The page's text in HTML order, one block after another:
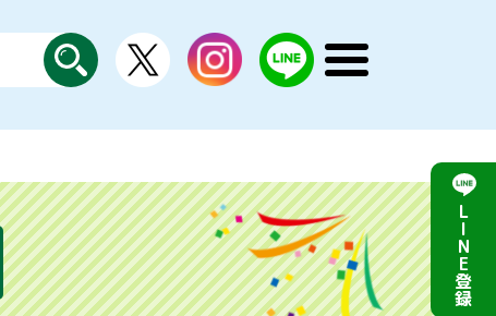
探
す
instagram LINE
公
メ
く
L
I
N
E
登
録